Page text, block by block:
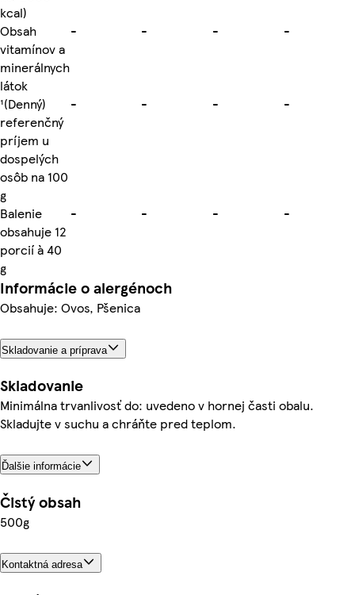
kcal)
Obsah
vitamínov a
minerálnych
látok
- - - -
¹(Denný)
referenčný
príjem u
dospelých
osôb na 100
g
- - - -
Balenie
obsahuje 12
porcií à 40
g
- - - -
Informácie o alergénoch
Obsahuje: Ovos, Pšenica
Skladovanie a príprava
Skladovanie
Minimálna trvanlivosť do: uvedeno v hornej časti obalu.
Skladujte v suchu a chráňte pred teplom.
Ďalšie informácie
Čistý obsah
500g
Kontaktná adresa